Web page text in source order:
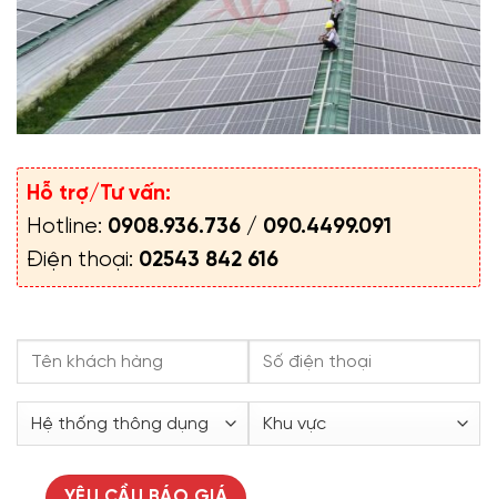
Hỗ trợ/Tư vấn:
Hotline: 0908.936.736 / 090.4499.091
Điện thoại: 02543 842 616